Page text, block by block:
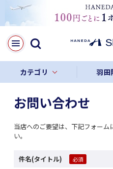
カテゴリ 羽田
お問い合わせ
当店へのご要望は、下記フォーム
い。
件名(タイトル)